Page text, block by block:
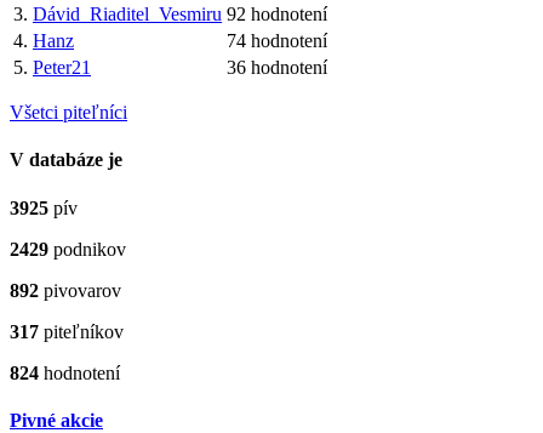
3. Dávid_Riaditel_Vesmiru 92 hodnotení
4. Hanz
74 hodnotení
5. Peter21 36 hodnotení
Všetci piteľníci
V databáze je
3925 pív
2429 podnikov
892 pivovarov
317 piteľníkov
824 hodnotení
Pivné akcie